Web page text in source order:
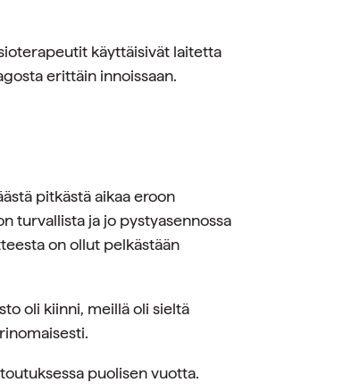
käyttäisivät laitetta
erittäin innoissaan.
pitkästä aikaa eroon
turvallista ja jo pystyasennossa
on ollut pelkästään
oli kiinni, meillä oli sieltä
puolisen vuotta.